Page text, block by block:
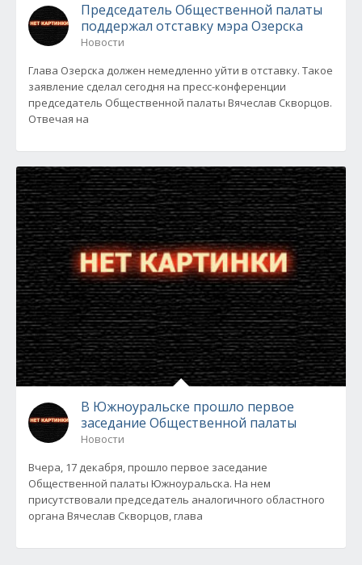
Председатель Общественной палаты
поддержал отставку мэра Озерска
Новости
Глава Озерска должен немедленно уйти в отставку. Такое
заявление сделал сегодня на пресс-конференции
председатель Общественной палаты Вячеслав Скворцов.
Отвечая на
В Южноуральске прошло первое
заседание Общественной палаты
Новости
Вчера, 17 декабря, прошло первое заседание
Общественной палаты Южноуральска. На нем
присутствовали председатель аналогичного областного
органа Вячеслав Скворцов, глава